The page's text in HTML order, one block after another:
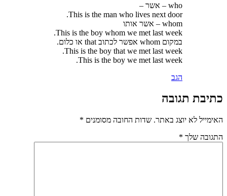
who – אשר –
This is the man who lives next door.
whom – אשר אותו
This is the boy whom we met last week.
במקום whom אפשר לכתוב that או כלום.
This is the boy that we met last week.
This is the boy we met last week.
הגב
כתיבת תגובה
האימייל לא יוצג באתר. שדות החובה מסומנים *
התגובה שלך *